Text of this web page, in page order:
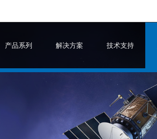
产品系列 解决方案 技术支持